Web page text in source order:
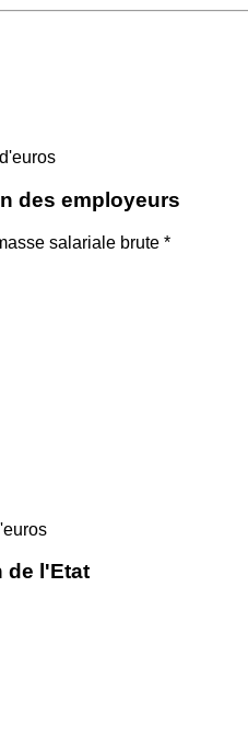
des employeurs
salariale brute *
de l'Etat